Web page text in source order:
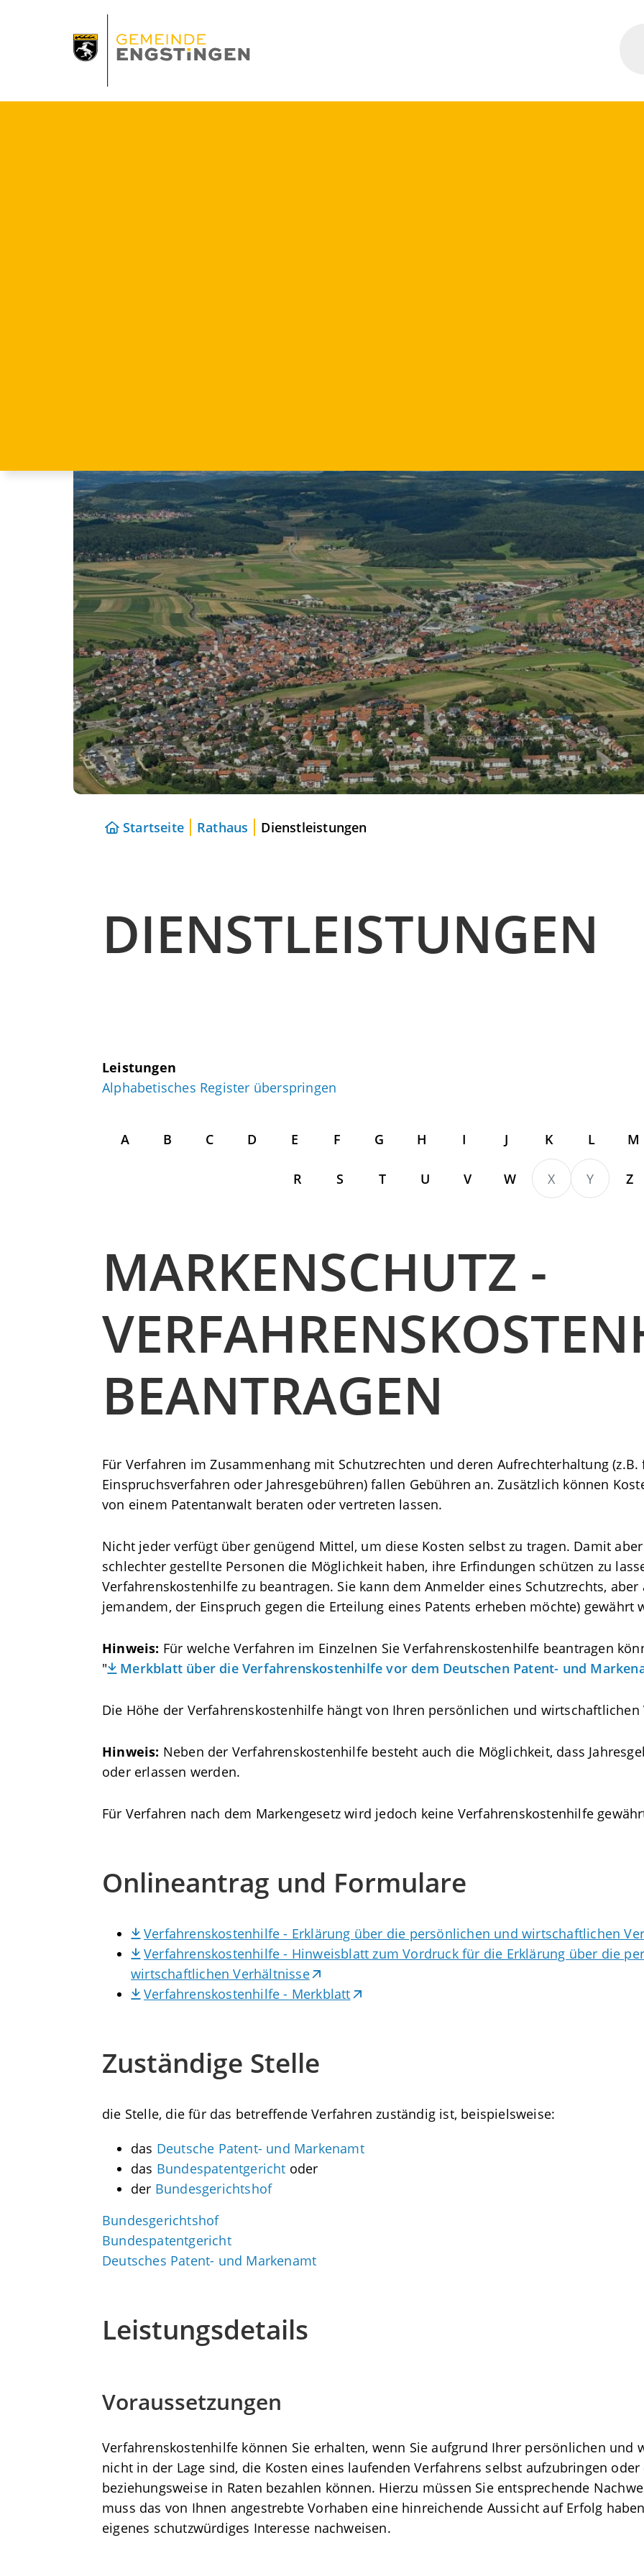
Startseite Rathaus Dienstleistungen
DIENSTLEISTUNGEN
Leistungen
Alphabetisches Register überspringen
A B C D E F G H I J K L M
R S T U V W X Y Z
MARKENSCHUTZ -
BEANTRAGEN
Für Verfahren im Zusammenhang mit Schutzrechten und deren Aufrechterhaltung
Einspruchsverfahren oder Jahresgebühren) fallen Gebühren an. Zusätzlich können
von einem Patentanwalt beraten oder vertreten lassen.
Nicht jeder verfügt über genügend Mittel, um diese Kosten selbst zu tragen. Damit
schlechter gestellte Personen die Möglichkeit haben, ihre Erfindungen schützen zu
Verfahrenskostenhilfe zu beantragen. Sie kann dem Anmelder eines Schutzrechts,
jemandem, der Einspruch gegen die Erteilung eines Patents erheben möchte) gewährt
Hinweis: Für welche Verfahren im Einzelnen Sie Verfahrenskostenhilfe beantragen
"
Merkblatt über die Verfahrenskostenhilfe vor dem Deutschen Patent- und
Die Höhe der Verfahrenskostenhilfe hängt von Ihren persönlichen und wirtschaftlichen
Hinweis: Neben der Verfahrenskostenhilfe besteht auch die Möglichkeit, dass
oder erlassen werden.
Für Verfahren nach dem Markengesetz wird jedoch keine Verfahrenskostenhilfe
Onlineantrag und Formulare
Verfahrenskostenhilfe - Erklärung über die persönlichen und wirtschaftlichen
Verfahrenskostenhilfe - Hinweisblatt zum Vordruck für die Erklärung über die
wirtschaftlichen Verhältnisse
Verfahrenskostenhilfe - Merkblatt
Zuständige Stelle
die Stelle, die für das betreffende Verfahren zuständig ist, beispielsweise:
das Deutsche Patent- und Markenamt
das Bundespatentgericht oder
der Bundesgerichtshof
Bundesgerichtshof
Bundespatentgericht
Deutsches Patent- und Markenamt
Leistungsdetails
Voraussetzungen
Verfahrenskostenhilfe können Sie erhalten, wenn Sie aufgrund Ihrer persönlichen und
nicht in der Lage sind, die Kosten eines laufenden Verfahrens selbst aufzubringen
beziehungsweise in Raten bezahlen können. Hierzu müssen Sie entsprechende
muss das von Ihnen angestrebte Vorhaben eine hinreichende Aussicht auf Erfolg
eigenes schutzwürdiges Interesse nachweisen.